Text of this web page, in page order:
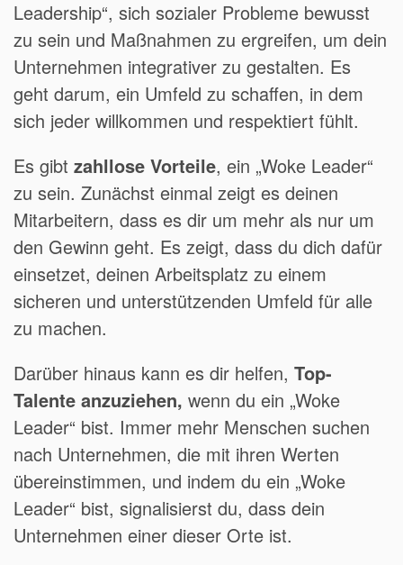
Leadership“, sich sozialer Probleme bewusst
zu sein und Maßnahmen zu ergreifen, um dein
Unternehmen integrativer zu gestalten. Es
geht darum, ein Umfeld zu schaffen, in dem
sich jeder willkommen und respektiert fühlt.
Es gibt zahllose Vorteile, ein „Woke Leader“
zu sein. Zunächst einmal zeigt es deinen
Mitarbeitern, dass es dir um mehr als nur um
den Gewinn geht. Es zeigt, dass du dich dafür
einsetzet, deinen Arbeitsplatz zu einem
sicheren und unterstützenden Umfeld für alle
zu machen.
Darüber hinaus kann es dir helfen, Top-
Talente anzuziehen, wenn du ein „Woke
Leader“ bist. Immer mehr Menschen suchen
nach Unternehmen, die mit ihren Werten
übereinstimmen, und indem du ein „Woke
Leader“ bist, signalisierst du, dass dein
Unternehmen einer dieser Orte ist.